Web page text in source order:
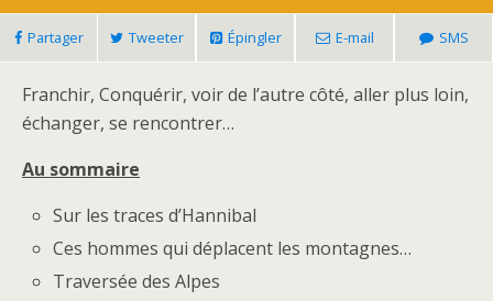
Partager Tweeter Épingler E-mail SMS
Franchir, Conquérir, voir de l’autre côté, aller plus loin,
échanger, se rencontrer…
Au sommaire
Sur les traces d’Hannibal
Ces hommes qui déplacent les montagnes…
Traversée des Alpes